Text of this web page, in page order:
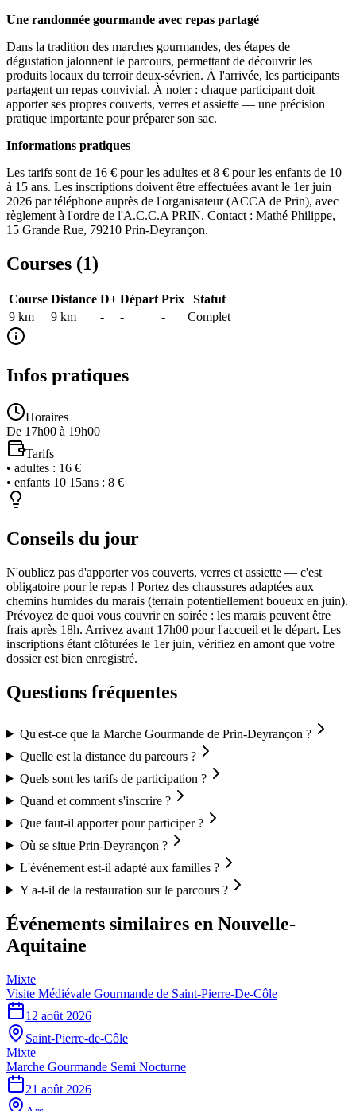
Une randonnée gourmande avec repas partagé
Dans la tradition des marches gourmandes, des étapes de
dégustation jalonnent le parcours, permettant de découvrir les
produits locaux du terroir deux-sévrien. À l'arrivée, les participants
partagent un repas convivial. À noter : chaque participant doit
apporter ses propres couverts, verres et assiette — une précision
pratique importante pour préparer son sac.
Informations pratiques
Les tarifs sont de 16 € pour les adultes et 8 € pour les enfants de 10
à 15 ans. Les inscriptions doivent être effectuées avant le 1er juin
2026 par téléphone auprès de l'organisateur (ACCA de Prin), avec
règlement à l'ordre de l'A.C.C.A PRIN. Contact : Mathé Philippe,
15 Grande Rue, 79210 Prin-Deyrançon.
Courses (1)
Course Distance D+ Départ Prix
Statut
9 km
9 km - - - Complet
Infos pratiques
Horaires
De 17h00 à 19h00
Tarifs
• adultes : 16 €
• enfants 10 15ans : 8 €
Conseils du jour
N'oubliez pas d'apporter vos couverts, verres et assiette — c'est
obligatoire pour le repas ! Portez des chaussures adaptées aux
chemins humides du marais (terrain potentiellement boueux en juin).
Prévoyez de quoi vous couvrir en soirée : les marais peuvent être
frais après 18h. Arrivez avant 17h00 pour l'accueil et le départ. Les
inscriptions étant clôturées le 1er juin, vérifiez en amont que votre
dossier est bien enregistré.
Questions fréquentes
Qu'est-ce que la Marche Gourmande de Prin-Deyrançon ?
Quelle est la distance du parcours ?
Quels sont les tarifs de participation ?
Quand et comment s'inscrire ?
Que faut-il apporter pour participer ?
Où se situe Prin-Deyrançon ?
L'événement est-il adapté aux familles ?
Y a-t-il de la restauration sur le parcours ?
Événements similaires en Nouvelle-
Aquitaine
Mixte
Visite Médiévale Gourmande de Saint-Pierre-De-Côle
12 août 2026
Saint-Pierre-de-Côle
Mixte
Marche Gourmande Semi Nocturne
21 août 2026